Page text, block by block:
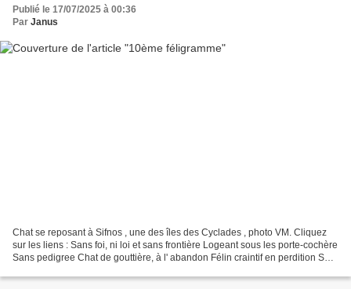
Publié le 17/07/2025 à 00:36
Par Janus
Chat se reposant à Sifnos , une des îles des Cyclades , photo VM. Cliquez
sur les liens : Sans foi, ni loi et sans frontière Logeant sous les porte-cochère
Sans pedigree Chat de gouttière, à l' abandon Félin craintif en perdition Suis